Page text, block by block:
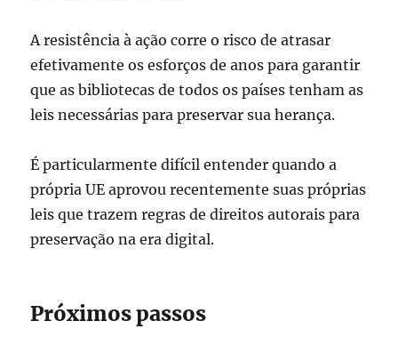
A resistência à ação corre o risco de atrasar
efetivamente os esforços de anos para garantir
que as bibliotecas de todos os países tenham as
leis necessárias para preservar sua herança.
É particularmente difícil entender quando a
própria UE aprovou recentemente suas próprias
leis que trazem regras de direitos autorais para
preservação na era digital.
Próximos passos